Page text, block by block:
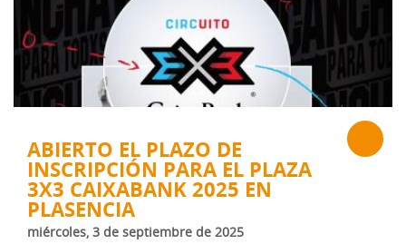
ABIERTO EL PLAZO DE
INSCRIPCIÓN PARA EL PLAZA
3X3 CAIXABANK 2025 EN
PLASENCIA
miércoles, 3 de septiembre de 2025